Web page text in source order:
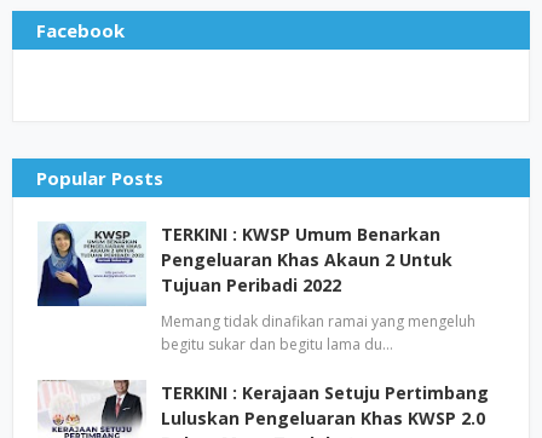
Facebook
Popular Posts
TERKINI : KWSP Umum Benarkan
Pengeluaran Khas Akaun 2 Untuk
Tujuan Peribadi 2022
Memang tidak dinafikan ramai yang mengeluh
begitu sukar dan begitu lama du…
TERKINI : Kerajaan Setuju Pertimbang
Luluskan Pengeluaran Khas KWSP 2.0